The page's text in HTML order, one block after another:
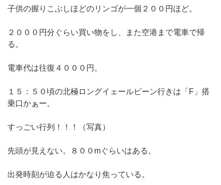
子供の握りこぶしほどのリンゴが一個２００円ほど。
２０００円分ぐらい買い物をし、また空港まで電車で帰
る。
電車代は往復４０００円。
１５：５０頃の北極ロングイェールビーン行きは「F」搭
乗口かぁー。
すっごい行列！！！（写真）
先頭が見えない。８００mぐらいはある。
出発時刻が迫る人はかなり焦っている。